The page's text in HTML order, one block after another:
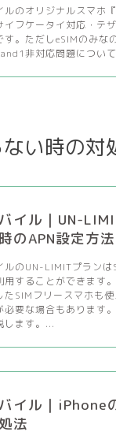
ルのオリジナルスマホ
イフケータイ対応・テ
す。ただしeSIMのみな
非対応問題につい
い時の対
イル｜UN-
のAPN設定方法
ルのUN-LIMITプラン
用することができます
たSIMフリースマホも
必要な場合もあります
します。...
イル｜iPhone
法